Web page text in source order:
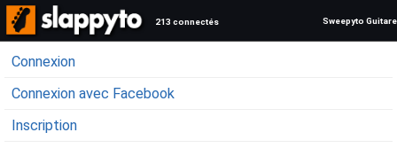
213 connectés Sweepyto Guitare
Connexion
Connexion avec Facebook
Inscription